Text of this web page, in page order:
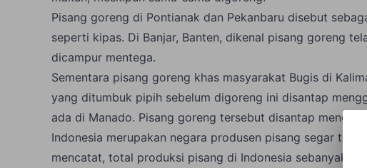
Pisang goreng di Pontianak dan Pekanbaru disebut
seperti kipas. Di Banjar, Banten, dikenal pisang goreng
dicampur mentega.
Sementara pisang goreng khas masyarakat Bugis di
yang ditumbuk pipih sebelum digoreng ini disantap
ada di Manado. Pisang goreng tersebut disantap
Indonesia merupakan negara produsen pisang segar
mencatat, total produksi pisang di Indonesia sebanyak